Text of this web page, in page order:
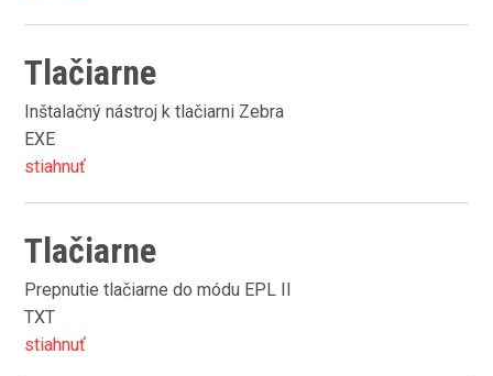
Tlačiarne
Inštalačný nástroj k tlačiarni Zebra
EXE
stiahnuť
Tlačiarne
Prepnutie tlačiarne do módu EPL II
TXT
stiahnuť